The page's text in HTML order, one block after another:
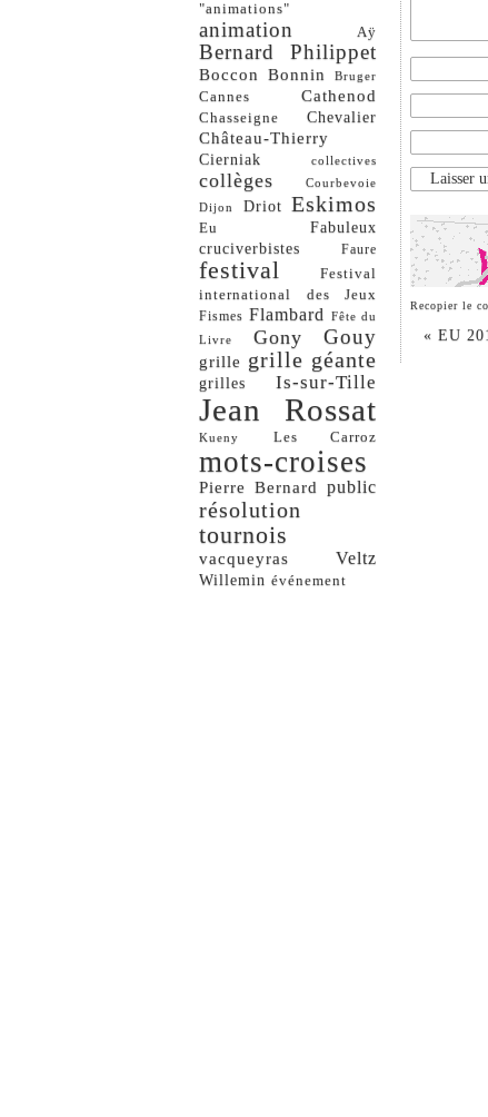
Recopier le
« EU
"animations"
animation Aÿ
Bernard Philippet
Boccon Bonnin Bruger
Cannes Cathenod
Chasseigne Chevalier
Château-Thierry
Cierniak collectives
collèges
Courbevoie
Dijon
Driot Eskimos
Eu
Fabuleux
cruciverbistes
Faure
festival
Festival
international des Jeux
Fismes Flambard
Fête du
Livre
Gony Gouy
grille grille géante
grilles Is-sur-Tille
Jean Rossat
Kueny Les Carroz
mots-croises
Pierre Bernard public
résolution
tournois
vacqueyras Veltz
Willemin événement